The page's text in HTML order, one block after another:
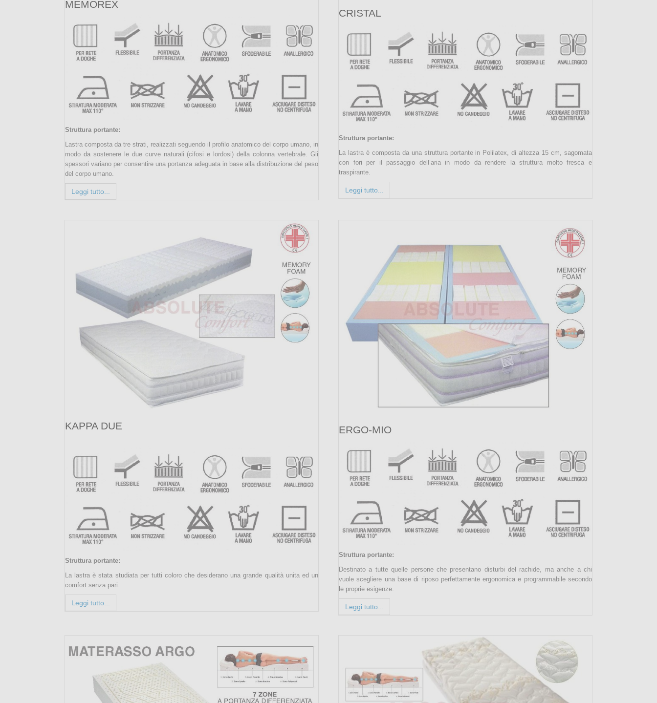
MEMOREX
Struttura portante:
Lastra composta da tre strati, realizzati seguendo il profilo anatomico del corpo umano, in
modo da sostenere le due curve naturali (cifosi e lordosi) della colonna vertebrale. Gli
spessori variano per consentire una portanza adeguata in base alla distribuzione del peso
del corpo umano.
Leggi tutto...
CRISTAL
Struttura portante:
La lastra è composta da una struttura portante in Polilatex, di altezza 15 cm, sagomata
con fori per il passaggio dell’aria in modo da rendere la struttura molto fresca e
traspirante.
Leggi tutto...
KAPPA DUE
Struttura portante:
La lastra è stata studiata per tutti coloro che desiderano una grande qualità unita ed un
comfort senza pari.
Leggi tutto...
ERGO-MIO
Struttura portante:
Destinato a tutte quelle persone che presentano disturbi del rachide, ma anche a chi
vuole scegliere una base di riposo perfettamente ergonomica e programmabile secondo
le proprie esigenze.
Leggi tutto...